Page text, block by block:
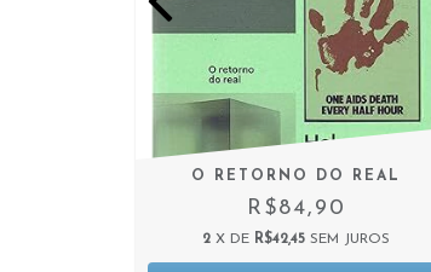
O RETORNO DO REAL
R$84,90
2 X DE R$42,45 SEM JUROS